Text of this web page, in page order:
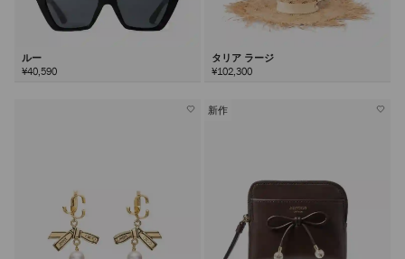
ルー
¥40,590
タリア ラージ
¥102,300
新作